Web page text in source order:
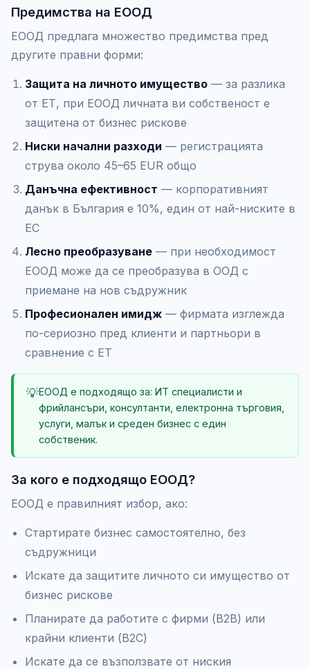
Предимства на ЕООД
ЕООД предлага множество предимства пред
другите правни форми:
Защита на личното имущество — за разлика
от ЕТ, при ЕООД личната ви собственост е
защитена от бизнес рискове
Ниски начални разходи — регистрацията
струва около 45–65 EUR общо
Данъчна ефективност — корпоративният
данък в България е 10%, един от най-ниските в
ЕС
Лесно преобразуване — при необходимост
ЕООД може да се преобразува в ООД с
приемане на нов съдружник
Професионален имидж — фирмата изглежда
по-сериозно пред клиенти и партньори в
сравнение с ЕТ
💡ЕООД е подходящо за: ИТ специалисти и
фрийлансъри, консултанти, електронна търговия,
услуги, малък и среден бизнес с един
собственик.
За кого е подходящо ЕООД?
ЕООД е правилният избор, ако:
Стартирате бизнес самостоятелно, без
съдружници
Искате да защитите личното си имущество от
бизнес рискове
Планирате да работите с фирми (B2B) или
крайни клиенти (B2C)
Искате да се възползвате от ниския